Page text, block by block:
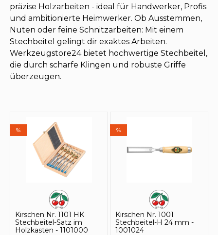
präzise Holzarbeiten - ideal für Handwerker, Profis
und ambitionierte Heimwerker. Ob Ausstemmen,
Nuten oder feine Schnitzarbeiten: Mit einem
Stechbeitel gelingt dir exaktes Arbeiten.
Werkzeugstore24 bietet hochwertige Stechbeitel,
die durch scharfe Klingen und robuste Griffe
überzeugen.
%
Kirschen Nr. 1101 HK
Stechbeitel-Satz im
Holzkasten - 1101000
%
Kirschen Nr. 1001
Stechbeitel-H 24 mm -
1001024